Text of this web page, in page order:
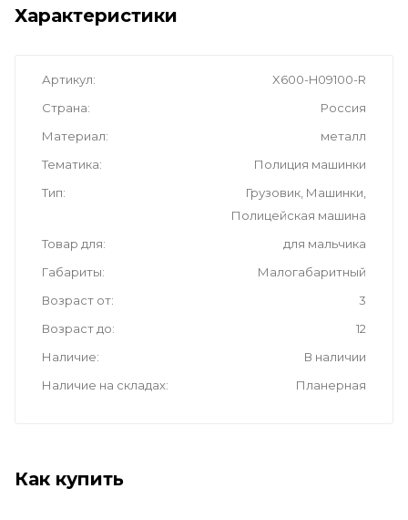
Характеристики
Артикул
X600-H09100-R
Страна
Россия
Материал
металл
Тематика
Полиция машинки
Тип
Грузовик, Машинки,
Полицейская машина
Товар для
для мальчика
Габариты
Малогабаритный
Возраст от
3
Возраст до
12
Наличие
В наличии
Наличие на складах
Планерная
Как купить